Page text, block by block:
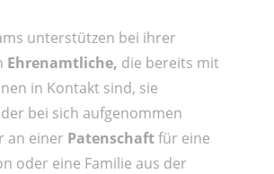
unterstützen bei ihrer
Ehrenamtliche, die bereits mit
in Kontakt sind, sie
bei sich aufgenommen
an einer Patenschaftfür eine
oder eine Familie aus der